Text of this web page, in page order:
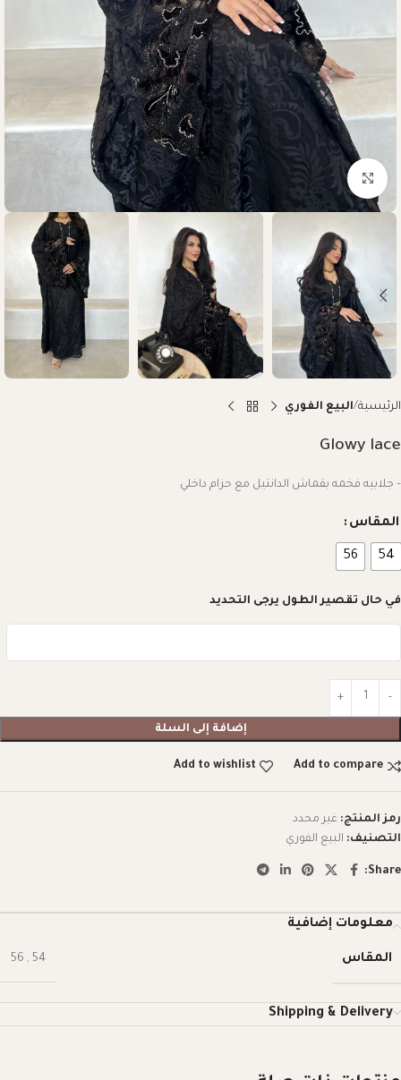
Click to enlarge
الرئيسية البيع الفوري
Glowy lace
– جلابيه فخمه بقماش الدانتيل مع حزام داخلي
المقاس
54
56
في حال تقصير الطول يرجى التحديد
إضافة إلى السلة
Add to compare
Add to wishlist
رمز المنتج: غير محدد
التصنيف: البيع الفوري
Share:
معلومات إضافية
المقاس 54
,
56
Shipping & Delivery